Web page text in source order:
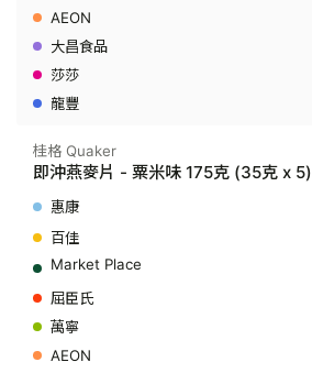
桂格 Quaker
即沖燕麥片 - 粟米味 175克 (35克 x 5)